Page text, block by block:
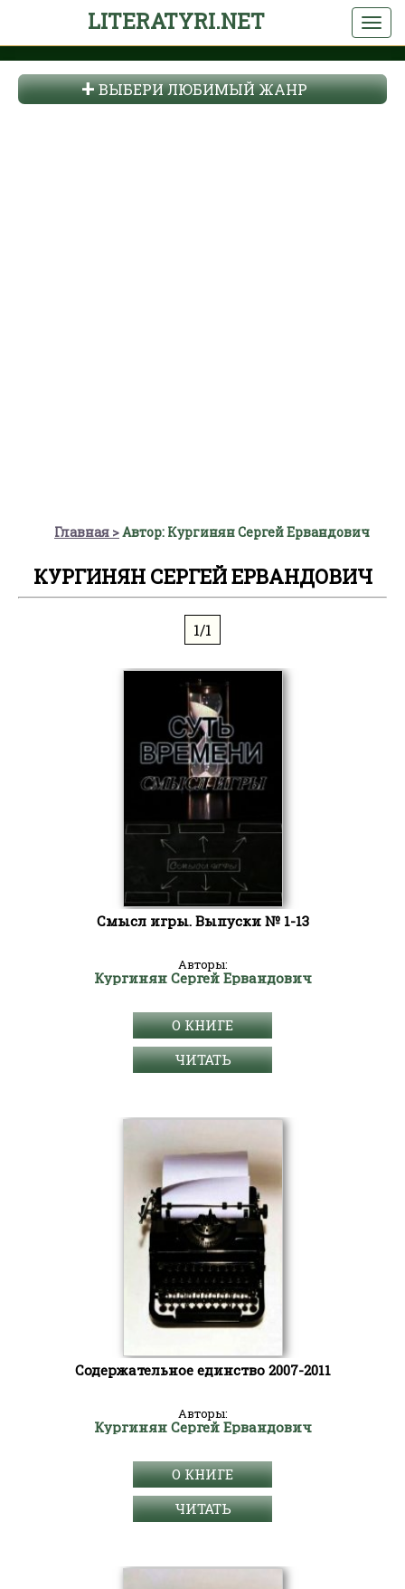
LITERATYRI.NET
ВЫБЕРИ ЛЮБИМЫЙ ЖАНР
Главная Автор: Кургинян Сергей Ервандович
КУРГИНЯН СЕРГЕЙ ЕРВАНДОВИЧ
1/1
Смысл игры. Выпуски № 1-13
Авторы:
Кургинян Сергей Ервандович
О КНИГЕ
ЧИТАТЬ
Содержательное единство 2007-2011
Авторы:
Кургинян Сергей Ервандович
О КНИГЕ
ЧИТАТЬ